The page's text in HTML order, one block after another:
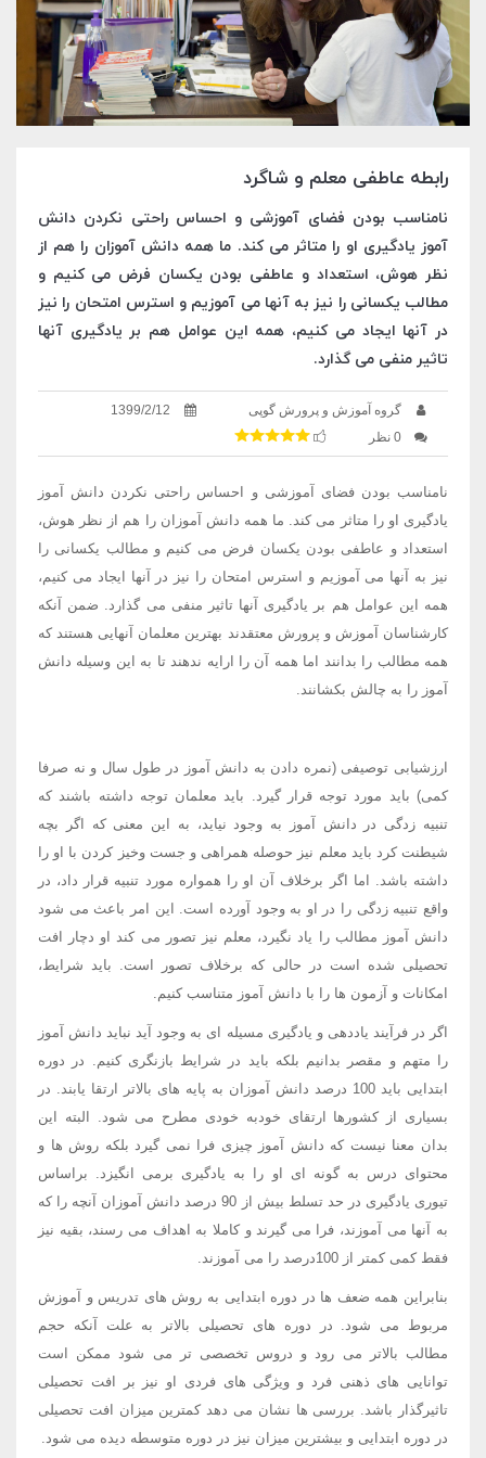
رابطه عاطفی معلم و شاگرد
نامناسب بودن فضای آموزشی و احساس راحتی نکردن دانش
آموز یادگیری او را متاثر می کند. ما همه دانش آموزان را هم از
نظر هوش، استعداد و عاطفی بودن یکسان فرض می کنیم و
مطالب یکسانی را نیز به آنها می آموزیم و استرس امتحان را نیز
در آنها ایجاد می کنیم، همه این عوامل هم بر یادگیری آنها
تاثیر منفی می گذارد.
گروه آموزش و پرورش گوپی
1399/2/12
0 نظر
نامناسب بودن فضای آموزشی و احساس راحتی نکردن دانش آموز
یادگیری او را متاثر می کند. ما همه دانش آموزان را هم از نظر هوش،
استعداد و عاطفی بودن یکسان فرض می کنیم و مطالب یکسانی را
نیز به آنها می آموزیم و استرس امتحان را نیز در آنها ایجاد می کنیم،
همه این عوامل هم بر یادگیری آنها تاثیر منفی می گذارد. ضمن آنکه
کارشناسان آموزش و پرورش معتقدند بهترین معلمان آنهایی هستند که
همه مطالب را بدانند اما همه آن را ارایه ندهند تا به این وسیله دانش
آموز را به چالش بکشانند.
ارزشیابی توصیفی (نمره دادن به دانش آموز در طول سال و نه صرفا
کمی) باید مورد توجه قرار گیرد. باید معلمان توجه داشته باشند که
تنبیه زدگی در دانش آموز به وجود نیاید، به این معنی که اگر بچه
شیطنت کرد باید معلم نیز حوصله همراهی و جست وخیز کردن با او را
داشته باشد. اما اگر برخلاف آن او را همواره مورد تنبیه قرار داد، در
واقع تنبیه زدگی را در او به وجود آورده است. این امر باعث می شود
دانش آموز مطالب را یاد نگیرد، معلم نیز تصور می کند او دچار افت
تحصیلی شده است در حالی که برخلاف تصور است. باید شرایط،
امکانات و آزمون ها را با دانش آموز متناسب کنیم.
اگر در فرآیند یاددهی و یادگیری مسیله ای به وجود آید نباید دانش آموز
را متهم و مقصر بدانیم بلکه باید در شرایط بازنگری کنیم. در دوره
ابتدایی باید 100 درصد دانش آموزان به پایه های بالاتر ارتقا یابند. در
بسیاری از کشورها ارتقای خودبه خودی مطرح می شود. البته این
بدان معنا نیست که دانش آموز چیزی فرا نمی گیرد بلکه روش ها و
محتوای درس به گونه ای او را به یادگیری برمی انگیزد. براساس
تیوری یادگیری در حد تسلط بیش از 90 درصد دانش آموزان آنچه را که
به آنها می آموزند، فرا می گیرند و کاملا به اهداف می رسند، بقیه نیز
فقط کمی کمتر از 100درصد را می آموزند.
بنابراین همه ضعف ها در دوره ابتدایی به روش های تدریس و آموزش
مربوط می شود. در دوره های تحصیلی بالاتر به علت آنکه حجم
مطالب بالاتر می رود و دروس تخصصی تر می شود ممکن است
توانایی های ذهنی فرد و ویژگی های فردی او نیز بر افت تحصیلی
تاثیرگذار باشد. بررسی ها نشان می دهد کمترین میزان افت تحصیلی
در دوره ابتدایی و بیشترین میزان نیز در دوره متوسطه دیده می شود.